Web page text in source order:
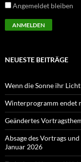
Angemeldet bleiben
NEUESTE BEITRÄGE
Wenn die Sonne ihr
Winterprogramm endet
Geändertes
Absage des Vortrags
Januar 2026